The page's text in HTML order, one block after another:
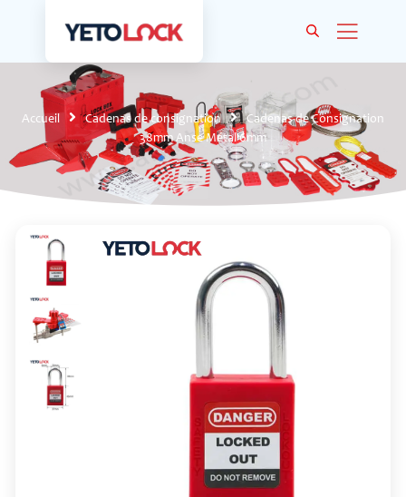
Accueil Cadenas de consignation
Cadenas de Consignation
38mm Anse Métal 6mm